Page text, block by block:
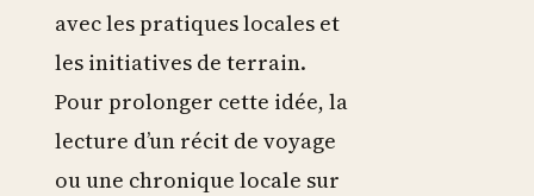
avec les pratiques locales et
les initiatives de terrain.
Pour prolonger cette idée, la
lecture d’un récit de voyage
ou une chronique locale sur